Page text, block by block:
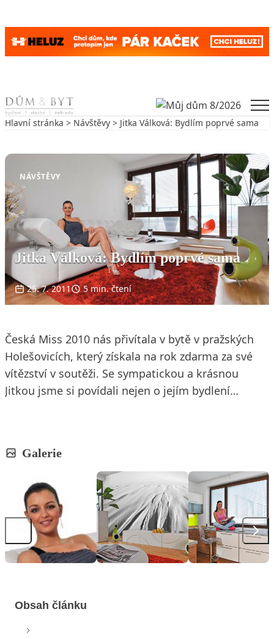
Skip to content
Hlavní stránka > Návštěvy > Jitka Válková: Bydlím poprvé sama
NÁVŠTĚVY
Jitka Válková: Bydlím poprvé sama
25. 7. 2011 5 min. čtení
Česká Miss 2010 nás přivítala v bytě v pražských
Holešovicích, který získala na rok zdarma za své
vítězství v soutěži. Se sympatickou a krásnou
Jitkou jsme si povídali nejen o jejím bydlení…
Galerie
Obsah článku